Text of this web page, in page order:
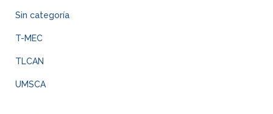
Sin categoría
T-MEC
TLCAN
UMSCA